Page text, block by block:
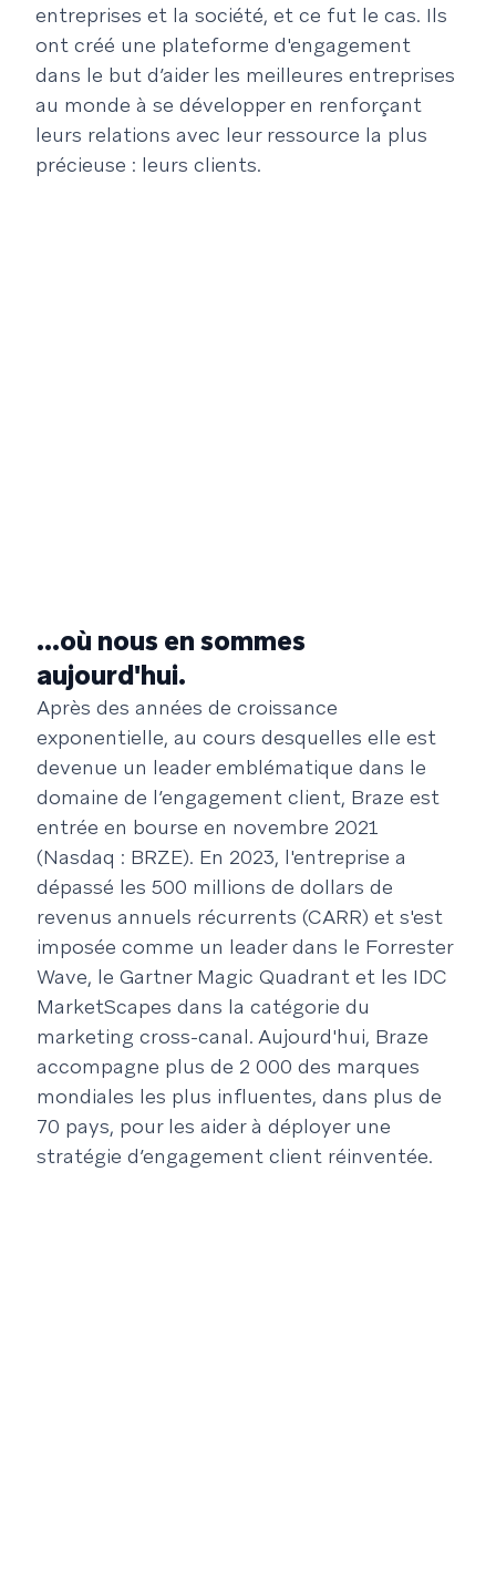
entreprises et la société, et ce fut le cas. Ils
ont créé une plateforme d'engagement
dans le but d’aider les meilleures entreprises
au monde à se développer en renforçant
leurs relations avec leur ressource la plus
précieuse : leurs clients.
...où nous en sommes
aujourd'hui.
Après des années de croissance
exponentielle, au cours desquelles elle est
devenue un leader emblématique dans le
domaine de l’engagement client, Braze est
entrée en bourse en novembre 2021
(Nasdaq : BRZE). En 2023, l'entreprise a
dépassé les 500 millions de dollars de
revenus annuels récurrents (CARR) et s'est
imposée comme un leader dans le Forrester
Wave, le Gartner Magic Quadrant et les IDC
MarketScapes dans la catégorie du
marketing cross-canal. Aujourd'hui, Braze
accompagne plus de 2 000 des marques
mondiales les plus influentes, dans plus de
70 pays, pour les aider à déployer une
stratégie d’engagement client réinventée.